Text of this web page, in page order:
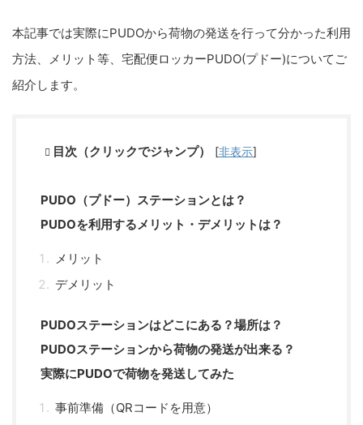
本記事では実際にPUDOから荷物の発送を行って分かった利用
方法、メリット等、宅配便ロッカーPUDO(プドー)についてご
紹介します。
目次（クリックでジャンプ） [非表示]
PUDO（プドー）ステーションとは？
PUDOを利用するメリット・デメリットは？
メリット
デメリット
PUDOステーションはどこにある？場所は？
PUDOステーションから荷物の発送が出来る？
実際にPUDOで荷物を発送してみた
事前準備（QRコードを用意）